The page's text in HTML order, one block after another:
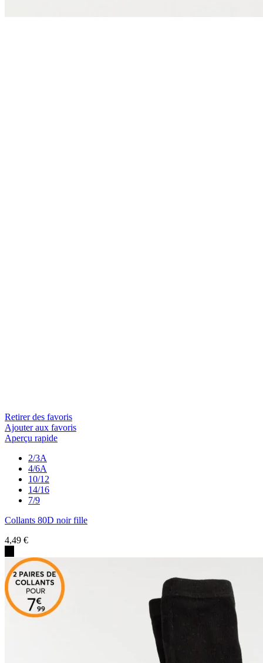
Retirer des favoris
Ajouter aux favoris
Aperçu rapide
2/3A
4/6A
10/12
14/16
7/9
Collants 80D noir fille
4,49 €